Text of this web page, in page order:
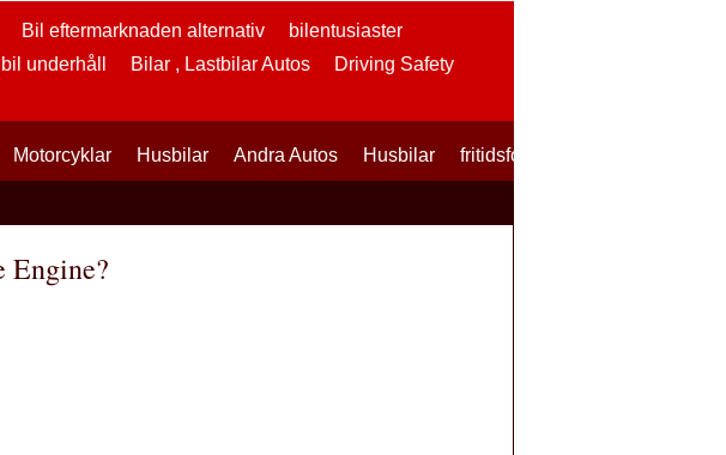
Bil eftermarknaden alternativ
bilentusiaster
bil underhåll Bilar , Lastbilar Autos
Driving Safety
Motorcyklar Husbilar Andra Autos Husbilar fritidsfordon
Engine?